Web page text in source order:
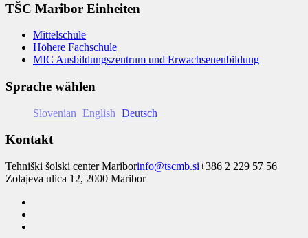
TŠC Maribor Einheiten
Mittelschule
Höhere Fachschule
MIC Ausbildungszentrum und Erwachsenenbildung
Sprache wählen
Slovenian English Deutsch
Kontakt
Tehniški šolski center Mariborinfo@tscmb.si+386 2 229 57 56
Zolajeva ulica 12, 2000 Maribor